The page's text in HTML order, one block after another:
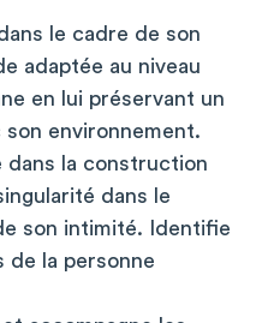
le cadre de son
adaptée au niveau
en lui préservant un
environnement.
dans la construction
dans le
son intimité. Identifie
de la personne